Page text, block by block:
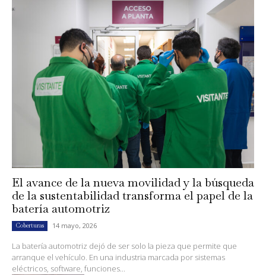
El avance de la nueva movilidad y la búsqueda
de la sustentabilidad transforma el papel de la
batería automotriz
Coberturas 14 mayo, 2026
La batería automotriz dejó de ser solo la pieza que permite que
arranque el vehículo. En una industria marcada por sistemas
eléctricos, software, funciones...